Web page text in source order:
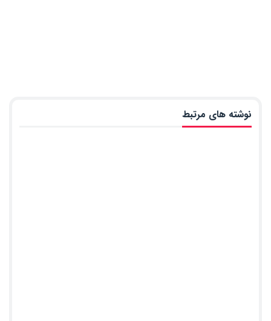
نوشته های مرتبط